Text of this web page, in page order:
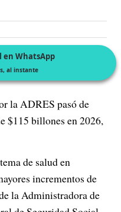
en WhatsApp
al instante
la ADRES pasó de
$115 billones en 2026,
de salud en
incrementos de
la Administradora de